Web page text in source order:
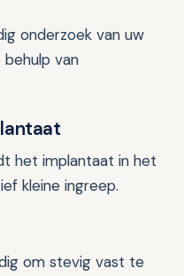
onderzoek van uw
van
het implantaat in het
kleine ingreep.
om stevig vast te